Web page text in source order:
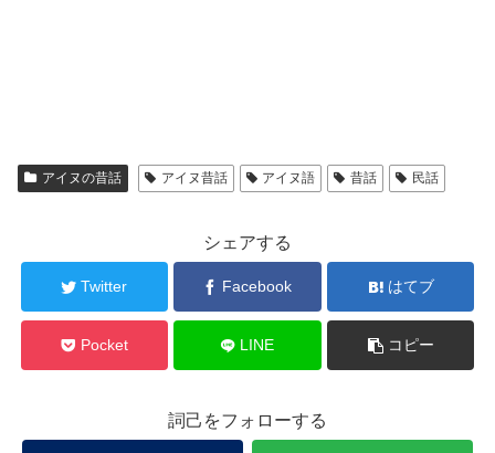
アイヌの昔話 アイヌ昔話 アイヌ語 昔話 民話
シェアする
Twitter Facebook はてブ
Pocket LINE コピー
詞己をフォローする